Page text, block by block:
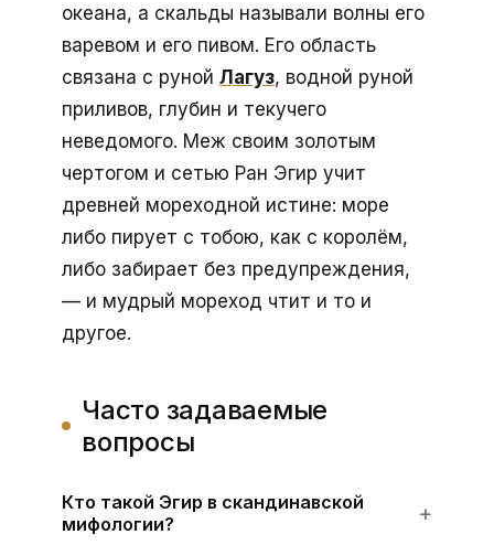
океана, а скальды называли волны его
варевом и его пивом. Его область
связана с руной Лагуз, водной руной
приливов, глубин и текучего
неведомого. Меж своим золотым
чертогом и сетью Ран Эгир учит
древней мореходной истине: море
либо пирует с тобою, как с королём,
либо забирает без предупреждения,
— и мудрый мореход чтит и то и
другое.
Часто задаваемые
вопросы
Кто такой Эгир в скандинавской
мифологии?